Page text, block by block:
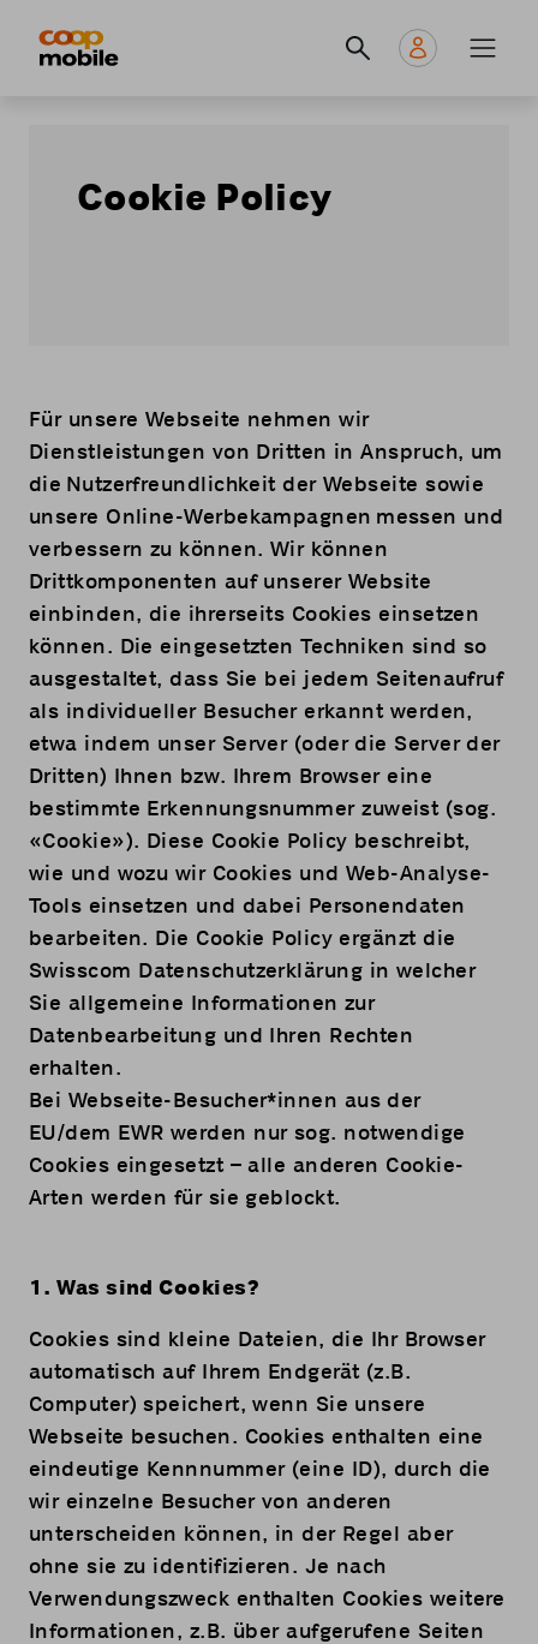
principale
Cookie Policy
Für unsere Webseite nehmen wir
Dienstleistungen von Dritten in Anspruch, um
die Nutzerfreundlichkeit der Webseite sowie
unsere Online-Werbekampagnen messen und
verbessern zu können. Wir können
Drittkomponenten auf unserer Website
einbinden, die ihrerseits Cookies einsetzen
können. Die eingesetzten Techniken sind so
ausgestaltet, dass Sie bei jedem Seitenaufruf
als individueller Besucher erkannt werden,
etwa indem unser Server (oder die Server der
Dritten) Ihnen bzw. Ihrem Browser eine
bestimmte Erkennungsnummer zuweist (sog.
«Cookie»). Diese Cookie Policy beschreibt,
wie und wozu wir Cookies und Web-Analyse-
Tools einsetzen und dabei Personendaten
bearbeiten. Die Cookie Policy ergänzt die
Swisscom Datenschutzerklärung in welcher
Sie allgemeine Informationen zur
Datenbearbeitung und Ihren Rechten
erhalten.
Bei Webseite-Besucher*innen aus der
EU/dem EWR werden nur sog. notwendige
Cookies eingesetzt – alle anderen Cookie-
Arten werden für sie geblockt.
1. Was sind Cookies?
Cookies sind kleine Dateien, die Ihr Browser
automatisch auf Ihrem Endgerät (z.B.
Computer) speichert, wenn Sie unsere
Webseite besuchen. Cookies enthalten eine
eindeutige Kennnummer (eine ID), durch die
wir einzelne Besucher von anderen
unterscheiden können, in der Regel aber
ohne sie zu identifizieren. Je nach
Verwendungszweck enthalten Cookies weitere
Informationen, z.B. über aufgerufene Seiten